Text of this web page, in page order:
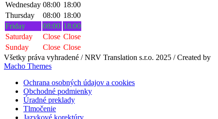
Wednesday 08:00 18:00
Thursday
08:00 18:00
Friday
08:00 18:00
Saturday
Close Close
Sunday
Close Close
Všetky práva vyhradené / NRV Translation s.r.o. 2025 / Created by
Macho Themes
Ochrana osobných údajov a cookies
Obchodné podmienky
Úradné preklady
Tlmočenie
Jazykové korektúry